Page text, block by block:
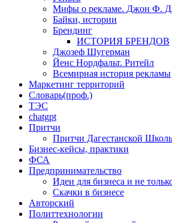
Мифы о рекламе. Джон Ф.
Байки, истории
Брендинг
ИСТОРИЯ БРЕНДОВ
Джозеф Шугерман
​Йенс Нордфальт. Ритейл
Всемирная история рекламы
Маркетинг территорий
Словарь(проф.)
ТЭС
chatgpt
Притчи
Притчи Дагестанской
Бизнес-кейсы, практики
ФСА
Предпринимательство
Идеи для бизнеса и не
Скачки в бизнесе
Авторский
Политтехнологии